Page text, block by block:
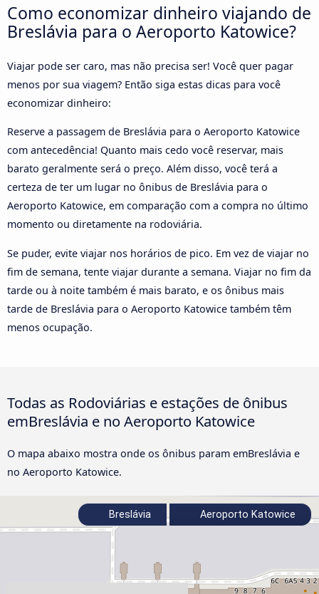
Como economizar dinheiro viajando de
Breslávia para o Aeroporto Katowice?
Viajar pode ser caro, mas não precisa ser! Você quer pagar
menos por sua viagem? Então siga estas dicas para você
economizar dinheiro:
Reserve a passagem de Breslávia para o Aeroporto Katowice
com antecedência! Quanto mais cedo você reservar, mais
barato geralmente será o preço. Além disso, você terá a
certeza de ter um lugar no ônibus de Breslávia para o
Aeroporto Katowice, em comparação com a compra no último
momento ou diretamente na rodoviária.
Se puder, evite viajar nos horários de pico. Em vez de viajar no
fim de semana, tente viajar durante a semana. Viajar no fim da
tarde ou à noite também é mais barato, e os ônibus mais
tarde de Breslávia para o Aeroporto Katowice também têm
menos ocupação.
Todas as Rodoviárias e estações de ônibus
emBreslávia e no Aeroporto Katowice
O mapa abaixo mostra onde os ônibus param emBreslávia e
no Aeroporto Katowice.
Breslávia Aeroporto Katowice